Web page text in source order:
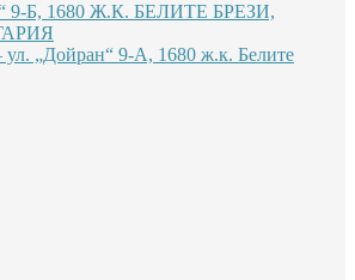
9-Б, 1680 Ж.К. БЕЛИТЕ БРЕЗИ,
„Дойран“ 9-А, 1680 ж.к. Белите